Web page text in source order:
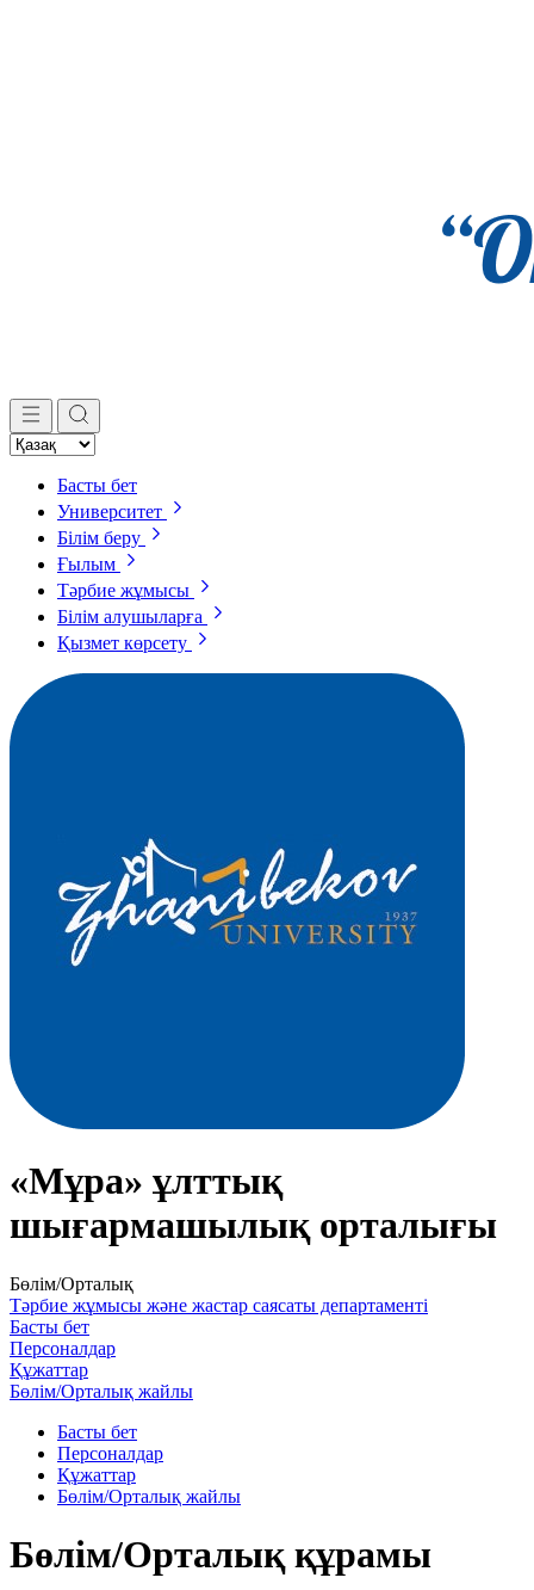
Басты бет
Университет
Білім беру
Ғылым
Тәрбие жұмысы
Білім алушыларға
Қызмет көрсету
«Мұра» ұлттық
шығармашылық орталығы
Бөлім/Орталық
Тәрбие жұмысы және жастар саясаты департаменті
Басты бет
Персоналдар
Құжаттар
Бөлім/Орталық жайлы
Басты бет
Персоналдар
Құжаттар
Бөлім/Орталық жайлы
Бөлім/Орталық құрамы